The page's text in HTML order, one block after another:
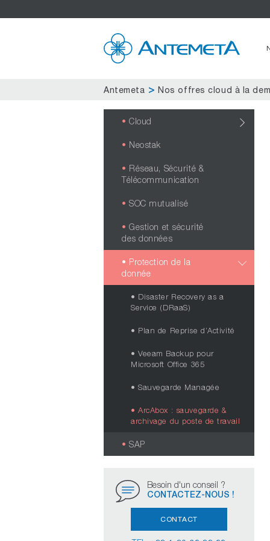
Antemeta Nos offres cloud à la
Cloud
Neostak
Réseau, Sécurité &
Télécommunication
SOC mutualisé
Gestion et sécurité
des données
Protection de la
donnée
Disaster Recovery as a
Service (DRaaS)
Plan de Reprise d’Activité
Veeam Backup pour
Microsoft Office 365
Sauvegarde Managée
ArcAbox : sauvegarde &
archivage du poste de travail
SAP
Besoin d'un conseil ?
CONTACTEZ-NOUS !
CONTACT